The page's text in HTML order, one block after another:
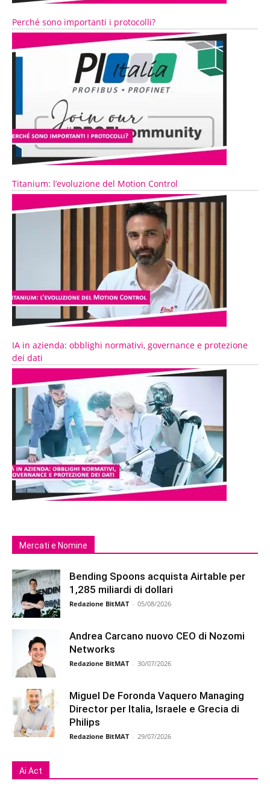
Perché sono importanti i protocolli?
Titanium: l’evoluzione del Motion Control
IA in azienda: obblighi normativi, governance e protezione
dei dati
Mercati e Nomine
Bending Spoons acquista Airtable per
1,285 miliardi di dollari
Redazione BitMAT - 05/08/2026
Andrea Carcano nuovo CEO di Nozomi
Networks
Redazione BitMAT - 30/07/2026
Miguel De Foronda Vaquero Managing
Director per Italia, Israele e Grecia di
Philips
Redazione BitMAT - 29/07/2026
Ai Act